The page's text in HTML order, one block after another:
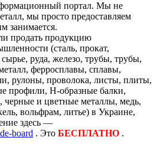
портал. Мы не
мы просто предоставляем
занимается.
продать продукцию
(сталь, прокат,
руда, железо, трубы, трубы,
ферросплавы, сплавы,
рулоны, проволока, листы, плиты,
профили, H-образные балки,
черные и цветные металлы, медь,
вольфрам, литье) в Украине,
здесь —
board . Это БЕСПЛАТНО .